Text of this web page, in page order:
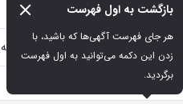
بازگشت به اول فهرست
برگردید.
لینک های مرتبط با جستجوهای مشابه